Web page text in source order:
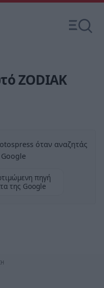
ZODIAK
όταν αναζητάς
Google
πηγή
της Google